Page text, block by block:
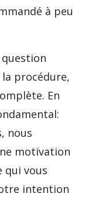
à peu
procédure,
En
nous
motivation
qui vous
intention